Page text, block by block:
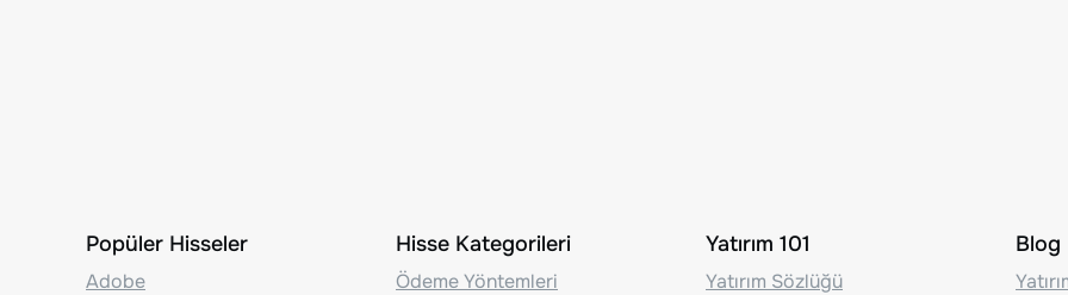
Popüler Hisseler
Adobe
Hisse Kategorileri
Ödeme Yöntemleri
Yatırım 101
Yatırım Sözlüğü
Blog